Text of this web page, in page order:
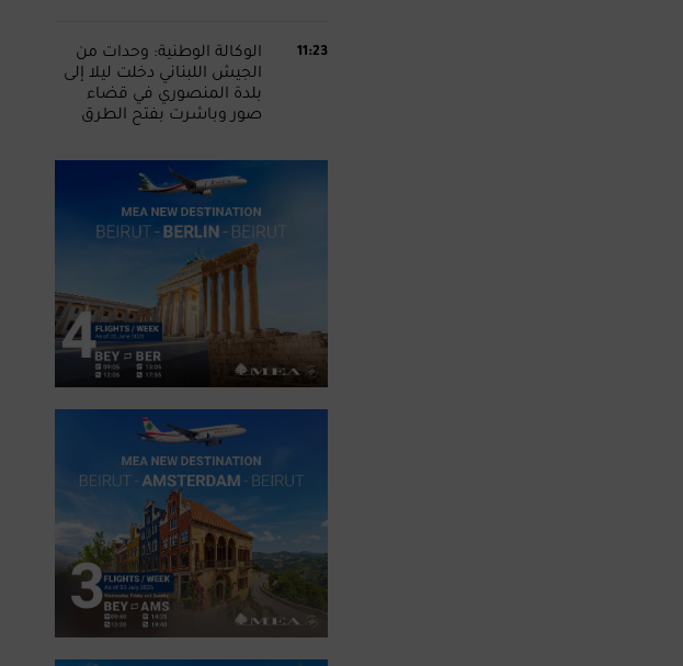
11:23
الوكالة الوطنية: وحدات من
الجيش اللبناني دخلت ليلا إلى
بلدة المنصوري في قضاء
صور وباشرت بفتح الطرق